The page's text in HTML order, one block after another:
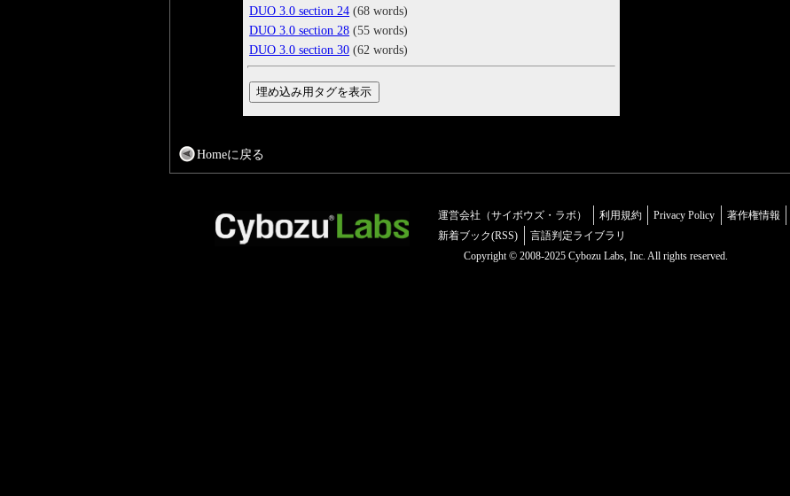
DUO 3.0 section 24 (68 words)
DUO 3.0 section 28 (55 words)
DUO 3.0 section 30 (62 words)
Homeに戻る
運営会社（サイボウズ・ラボ） 利用規約 Privacy Policy 著作権情報
新着ブック(RSS)
言語判定ライブラリ
Copyright © 2008-2025 Cybozu Labs, Inc. All rights reserved.